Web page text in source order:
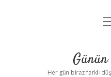
Yasal
Günün
Her gün biraz farklı